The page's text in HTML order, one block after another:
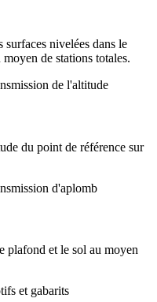
surfaces nivelées dans le
de stations totales.
du point de référence sur
plafond et le sol au moyen